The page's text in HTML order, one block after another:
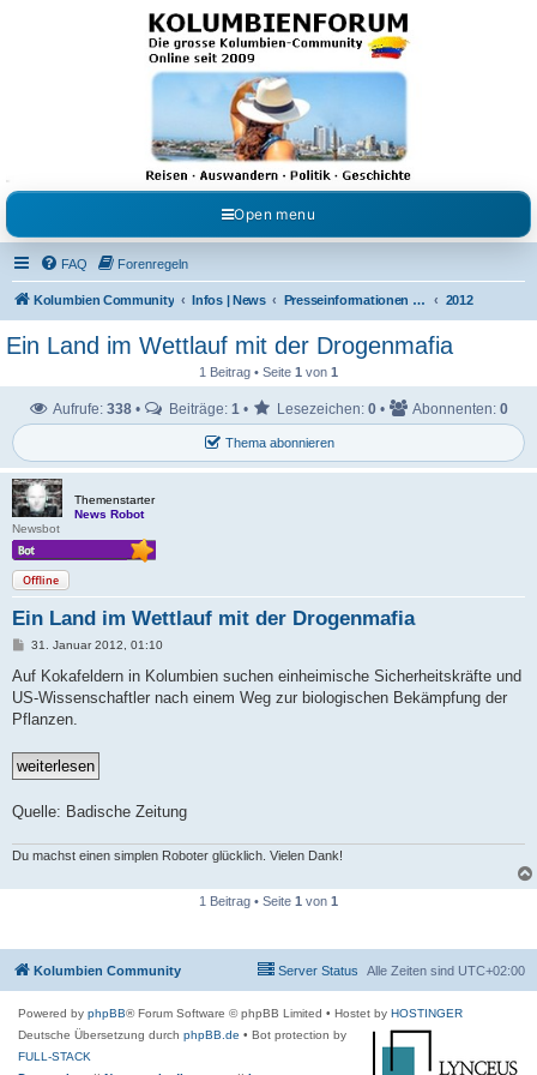
Kolumbienforum - Das
grosse Forum der
Freunde Kolumbiens
Reisen, Auswandern, Kultur, Politik, Geschichte und Visum in Kolumbien und Venezuela.
Austausch, Erfahrungen und Gemeinschaft im Kolumbienforum
Open menu
FAQ Forenregeln
Kolumbien Community Infos | News Presseinformationen & Neuigkeiten 2012
Ein Land im Wettlauf mit der Drogenmafia
1 Beitrag • Seite 1 von 1
Thema abonnieren
Aufrufe: 338 • Beiträge: 1 • Lesezeichen: 0 • Abonnenten: 0
Themenstarter
News Robot
Newsbot
Offline
Ein Land im Wettlauf mit der Drogenmafia
B
r
a
31. Januar 2012, 01:10
Auf Kokafeldern in Kolumbien suchen einheimische Sicherheitskräfte und
US-Wissenschaftler nach einem Weg zur biologischen Bekämpfung der
Pflanzen.
Quelle: Badische Zeitung
Du machst einen simplen Roboter glücklich. Vielen Dank!
1 Beitrag • Seite 1 von 1
Kolumbien Community Alle Zeiten sind UTC+02:00
Server Status
Powered by phpBB® Forum Software © phpBB Limited • Hostet by HOSTINGER
Deutsche Übersetzung durch phpBB.de • Bot protection by
FULL-STACK